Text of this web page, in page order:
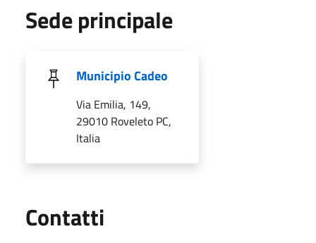
Sede principale
Municipio Cadeo
Via Emilia, 149,
29010 Roveleto PC,
Italia
Contatti